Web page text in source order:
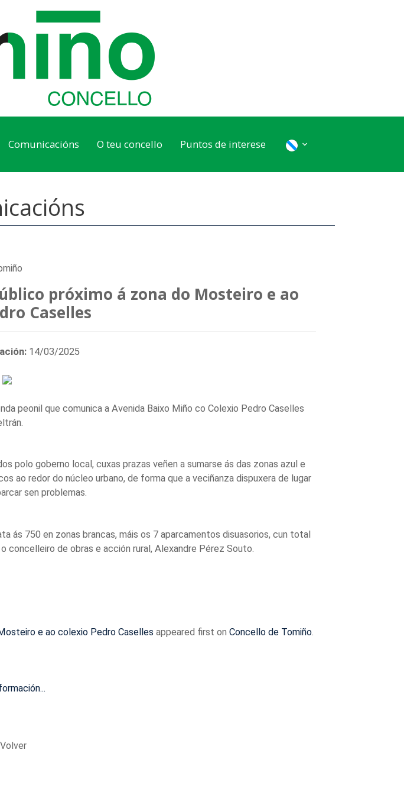
Comunicacións O teu concello Puntos de interese
próximo á zona do Mosteiro e ao
Caselles
14/03/2025
peonil que comunica a Avenida Baixo Miño co Colexio Pedro Caselles
polo goberno local, cuxas prazas veñen a sumarse ás das zonas azul e
ao redor do núcleo urbano, de forma que a veciñanza dispuxera de lugar
sen problemas.
ás 750 en zonas brancas, máis os 7 aparcamentos disuasorios, cun total
concelleiro de obras e acción rural, Alexandre Pérez Souto.
e ao colexio Pedro Caselles appeared first on Concello de Tomiño